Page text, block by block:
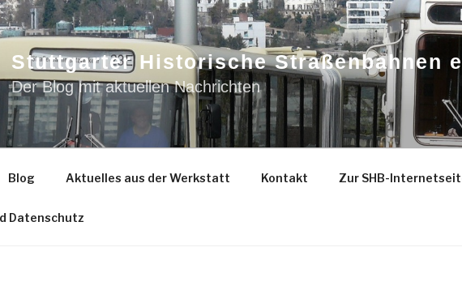
Stuttgarter Historische Straßenbahnen
Der Blog mit aktuellen Nachrichten
Blog Aktuelles aus der Werkstatt Kontakt Zur SHB-
Datenschutz